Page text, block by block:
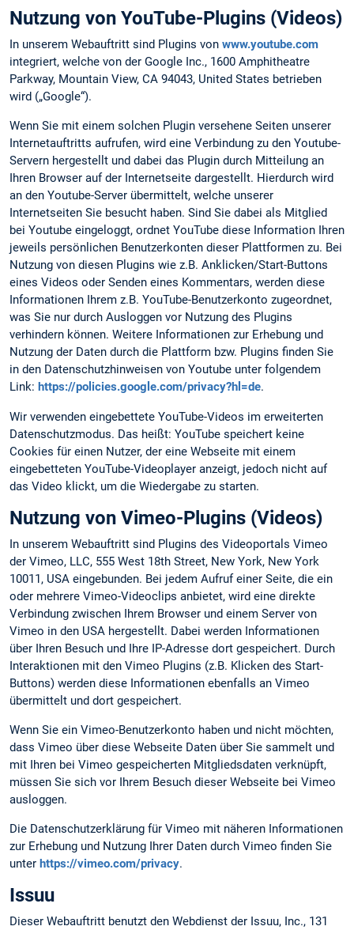
Nutzung von YouTube-Plugins (Videos)
In unserem Webauftritt sind Plugins von www.youtube.com
integriert, welche von der Google Inc., 1600 Amphitheatre
Parkway, Mountain View, CA 94043, United States betrieben
wird („Google“).
Wenn Sie mit einem solchen Plugin versehene Seiten unserer
Internetauftritts aufrufen, wird eine Verbindung zu den Youtube-
Servern hergestellt und dabei das Plugin durch Mitteilung an
Ihren Browser auf der Internetseite dargestellt. Hierdurch wird
an den Youtube-Server übermittelt, welche unserer
Internetseiten Sie besucht haben. Sind Sie dabei als Mitglied
bei Youtube eingeloggt, ordnet YouTube diese Information Ihren
jeweils persönlichen Benutzerkonten dieser Plattformen zu. Bei
Nutzung von diesen Plugins wie z.B. Anklicken/Start-Buttons
eines Videos oder Senden eines Kommentars, werden diese
Informationen Ihrem z.B. YouTube-Benutzerkonto zugeordnet,
was Sie nur durch Ausloggen vor Nutzung des Plugins
verhindern können. Weitere Informationen zur Erhebung und
Nutzung der Daten durch die Plattform bzw. Plugins finden Sie
in den Datenschutzhinweisen von Youtube unter folgendem
Link: https://policies.google.com/privacy?hl=de.
Wir verwenden eingebettete YouTube-Videos im erweiterten
Datenschutzmodus. Das heißt: YouTube speichert keine
Cookies für einen Nutzer, der eine Webseite mit einem
eingebetteten YouTube-Videoplayer anzeigt, jedoch nicht auf
das Video klickt, um die Wiedergabe zu starten.
Nutzung von Vimeo-Plugins (Videos)
In unserem Webauftritt sind Plugins des Videoportals Vimeo
der Vimeo, LLC, 555 West 18th Street, New York, New York
10011, USA eingebunden. Bei jedem Aufruf einer Seite, die ein
oder mehrere Vimeo-Videoclips anbietet, wird eine direkte
Verbindung zwischen Ihrem Browser und einem Server von
Vimeo in den USA hergestellt. Dabei werden Informationen
über Ihren Besuch und Ihre IP-Adresse dort gespeichert. Durch
Interaktionen mit den Vimeo Plugins (z.B. Klicken des Start-
Buttons) werden diese Informationen ebenfalls an Vimeo
übermittelt und dort gespeichert.
Wenn Sie ein Vimeo-Benutzerkonto haben und nicht möchten,
dass Vimeo über diese Webseite Daten über Sie sammelt und
mit Ihren bei Vimeo gespeicherten Mitgliedsdaten verknüpft,
müssen Sie sich vor Ihrem Besuch dieser Webseite bei Vimeo
ausloggen.
Die Datenschutzerklärung für Vimeo mit näheren Informationen
zur Erhebung und Nutzung Ihrer Daten durch Vimeo finden Sie
unter https://vimeo.com/privacy.
Issuu
Dieser Webauftritt benutzt den Webdienst der Issuu, Inc., 131